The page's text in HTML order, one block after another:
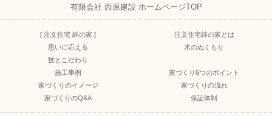
有限会社 西原建設 ホームページTOP
[ 注文住宅 絆の家 ]
注文住宅絆の家とは
思いに応える
木のぬくもり
技とこだわり
施工事例
家づくり6つのポイント
家づくりのイメージ
家づくりの流れ
家づくりのQ&A
保証体制